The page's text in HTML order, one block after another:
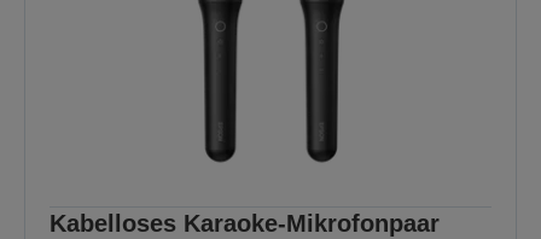
Kabelloses Karaoke-Mikrofonpaar